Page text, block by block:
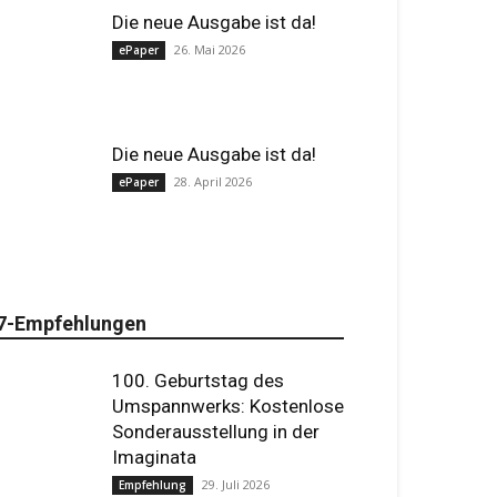
Die neue Ausgabe ist da!
ePaper 26. Mai 2026
Die neue Ausgabe ist da!
ePaper 28. April 2026
Empfehlungen
100. Geburtstag des
Umspannwerks: Kostenlose
Sonderausstellung in der
Imaginata
Empfehlung 29. Juli 2026